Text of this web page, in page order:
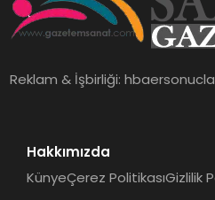
Reklam & İşbirliği:
Hakkımızda
KünyeÇerez PolitikasıGizlilik